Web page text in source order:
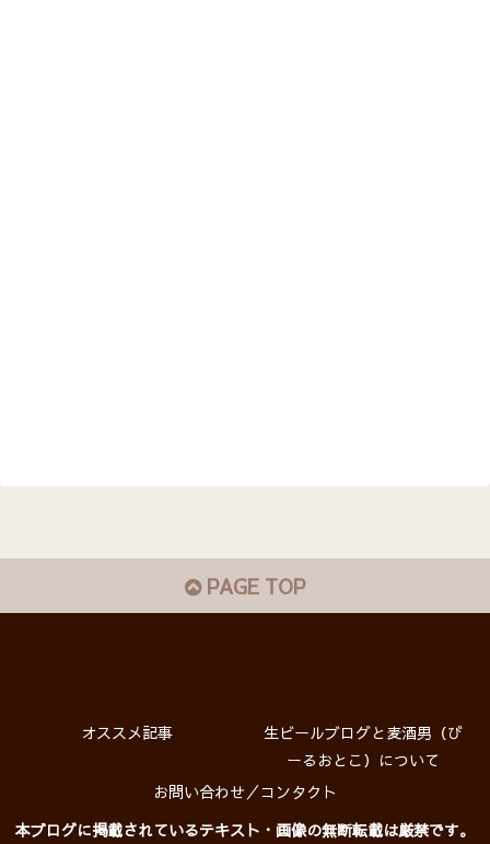
PAGE TOP
オススメ記事
生ビールブログと麦酒男（び
ーるおとこ）について
お問い合わせ／コンタクト
本ブログに掲載されているテキスト・画像の無断転載は厳禁です。